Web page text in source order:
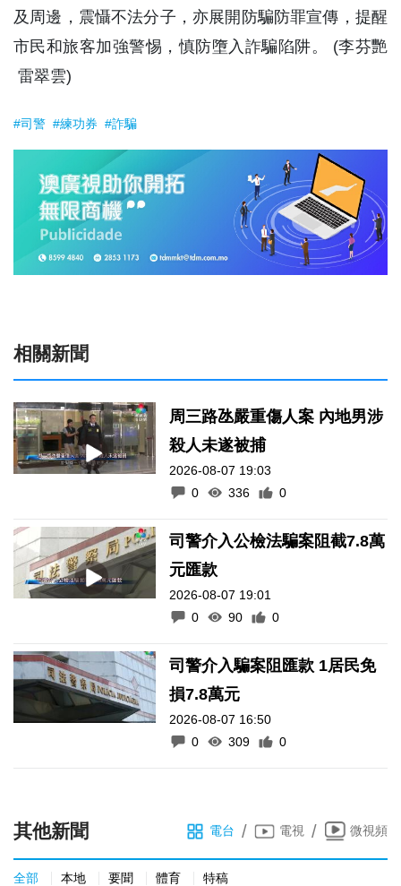
及周邊，震懾不法分子，亦展開防騙防罪宣傳，提醒
市民和旅客加強警惕，慎防墮入詐騙陷阱。 (李芬艷
雷翠雲)
#司警 #練功券 #詐騙
相關新聞
周三路氹嚴重傷人案 內地男涉
殺人未遂被捕
2026-08-07 19:03
0
336 0
司警介入公檢法騙案阻截7.8萬
元匯款
2026-08-07 19:01
0
90 0
司警介入騙案阻匯款 1居民免
損7.8萬元
2026-08-07 16:50
0
309 0
其他新聞 電台 / 電視 / 微視頻
全部 本地 要聞 體育 特稿